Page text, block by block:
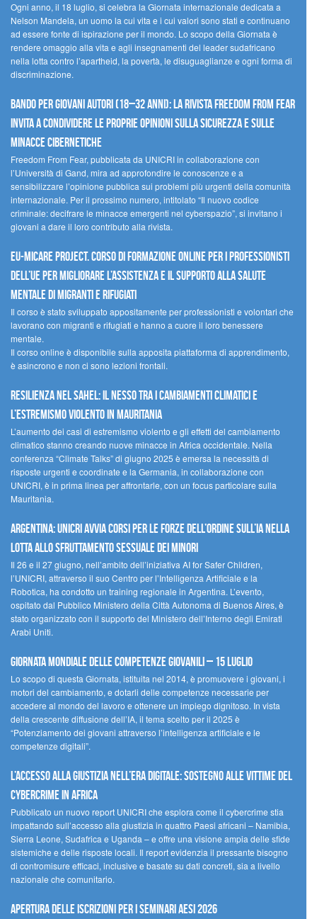
Ogni anno, il 18 luglio, si celebra la Giornata internazionale dedicata a
Nelson Mandela, un uomo la cui vita e i cui valori sono stati e continuano
ad essere fonte di ispirazione per il mondo. Lo scopo della Giornata è
rendere omaggio alla vita e agli insegnamenti del leader sudafricano
nella lotta contro l’apartheid, la povertà, le disuguaglianze e ogni forma di
discriminazione.
Bando per giovani autori (18–32 anni): la Rivista Freedom From Fear
invita a condividere le proprie opinioni sulla sicurezza e sulle
minacce cibernetiche
Freedom From Fear, pubblicata da UNICRI in collaborazione con
l’Università di Gand, mira ad approfondire le conoscenze e a
sensibilizzare l’opinione pubblica sui problemi più urgenti della comunità
internazionale. Per il prossimo numero, intitolato “Il nuovo codice
criminale: decifrare le minacce emergenti nel cyberspazio”, si invitano i
giovani a dare il loro contributo alla rivista.
EU-MiCare Project. Corso di formazione online per i professionisti
dell’UE per migliorare l’assistenza e il supporto alla salute
mentale di migranti e rifugiati
Il corso è stato sviluppato appositamente per professionisti e volontari che
lavorano con migranti e rifugiati e hanno a cuore il loro benessere
mentale.
Il corso online è disponibile sulla apposita piattaforma di apprendimento,
è asincrono e non ci sono lezioni frontali.
Resilienza nel Sahel: il nesso tra i cambiamenti climatici e
l’estremismo violento in Mauritania
L’aumento dei casi di estremismo violento e gli effetti del cambiamento
climatico stanno creando nuove minacce in Africa occidentale. Nella
conferenza “Climate Talks” di giugno 2025 è emersa la necessità di
risposte urgenti e coordinate e la Germania, in collaborazione con
UNICRI, è in prima linea per affrontarle, con un focus particolare sulla
Mauritania.
Argentina: UNICRI avvia corsi per le forze dell’ordine sull’IA nella
lotta allo sfruttamento sessuale dei minori
Il 26 e il 27 giugno, nell’ambito dell’iniziativa AI for Safer Children,
l’UNICRI, attraverso il suo Centro per l’Intelligenza Artificiale e la
Robotica, ha condotto un training regionale in Argentina. L’evento,
ospitato dal Pubblico Ministero della Città Autonoma di Buenos Aires, è
stato organizzato con il supporto del Ministero dell’Interno degli Emirati
Arabi Uniti.
Giornata Mondiale delle Competenze Giovanili – 15 luglio
Lo scopo di questa Giornata, istituita nel 2014, è promuovere i giovani, i
motori del cambiamento, e dotarli delle competenze necessarie per
accedere al mondo del lavoro e ottenere un impiego dignitoso. In vista
della crescente diffusione dell’IA, il tema scelto per il 2025 è
“Potenziamento dei giovani attraverso l’intelligenza artificiale e le
competenze digitali”.
L’accesso alla giustizia nell’era digitale: sostegno alle vittime del
cybercrime in Africa
Pubblicato un nuovo report UNICRI che esplora come il cybercrime stia
impattando sull’accesso alla giustizia in quattro Paesi africani – Namibia,
Sierra Leone, Sudafrica e Uganda – e offre una visione ampia delle sfide
sistemiche e delle risposte locali. Il report evidenzia il pressante bisogno
di contromisure efficaci, inclusive e basate su dati concreti, sia a livello
nazionale che comunitario.
Apertura delle iscrizioni per i seminari AESI 2026